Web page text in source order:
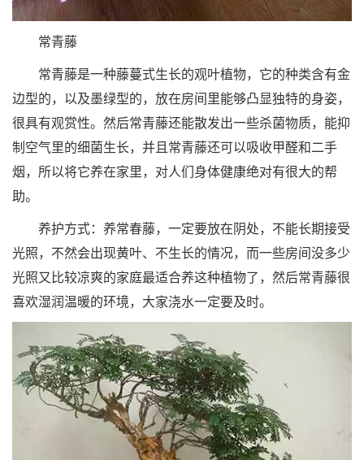
常青藤
常青藤是一种藤蔓式生长的观叶植物，它的种类含有金
边型的，以及墨绿型的，放在房间里能够凸显独特的身姿，
很具有观赏性。然后常青藤还能散发出一些杀菌物质，能抑
制空气里的细菌生长，并且常青藤还可以吸收甲醛和二手
烟，所以将它养在家里，对人们身体健康绝对有很大的帮
助。
养护方式：养常春藤，一定要放在阴处，不能长期接受
光照，不然会出现黄叶、不生长的情况，而一些房间没多少
光照又比较凉爽的家庭最适合养这种植物了，然后常青藤很
喜欢湿润温暖的环境，大家浇水一定要及时。